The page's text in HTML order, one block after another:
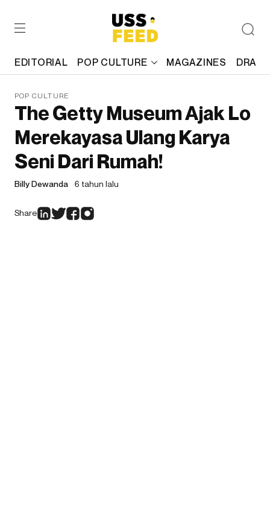
EDITORIAL POP CULTURE MAGAZINES
POP CULTURE
The Getty Museum Ajak Lo
Merekayasa Ulang Karya
Seni Dari Rumah!
Billy Dewanda 6 tahun lalu
Share